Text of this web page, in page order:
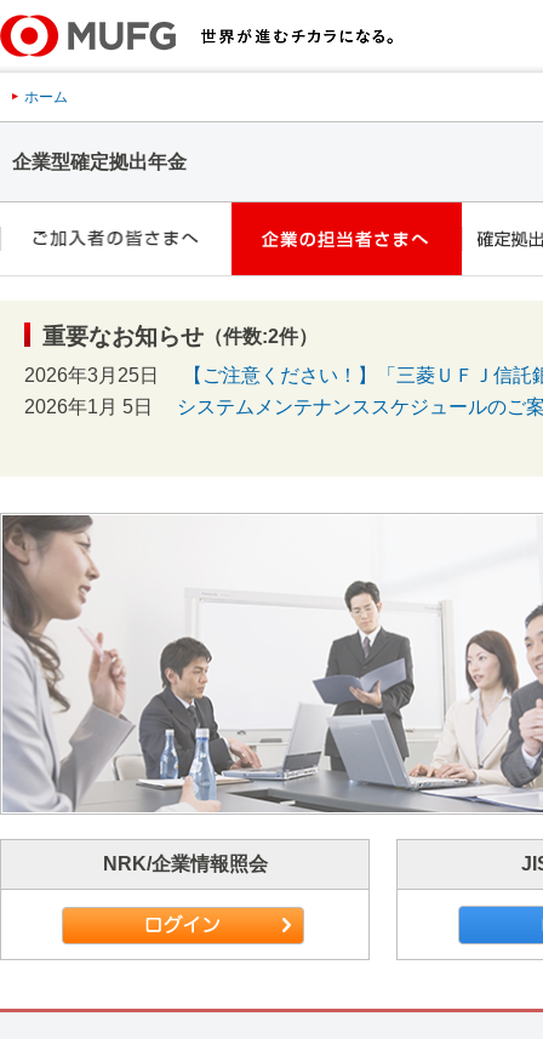
ホーム
企業型確定拠出年金
重要なお知らせ （件数:2件）
2026年3月25日
【ご注意ください！】「三菱ＵＦＪ信
2026年1月 5日
システムメンテナンススケジュールのご
NRK/企業情報照会